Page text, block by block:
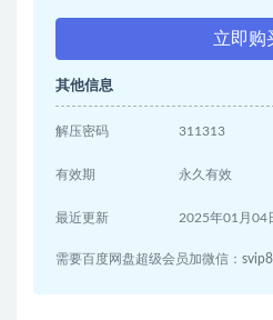
立即购
其他信息
解压密码 311313
有效期 永久有效
最近更新 2025年01月04
需要百度网盘超级会员加微信：